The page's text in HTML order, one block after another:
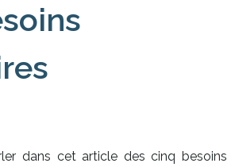
dans cet article des cinq besoins